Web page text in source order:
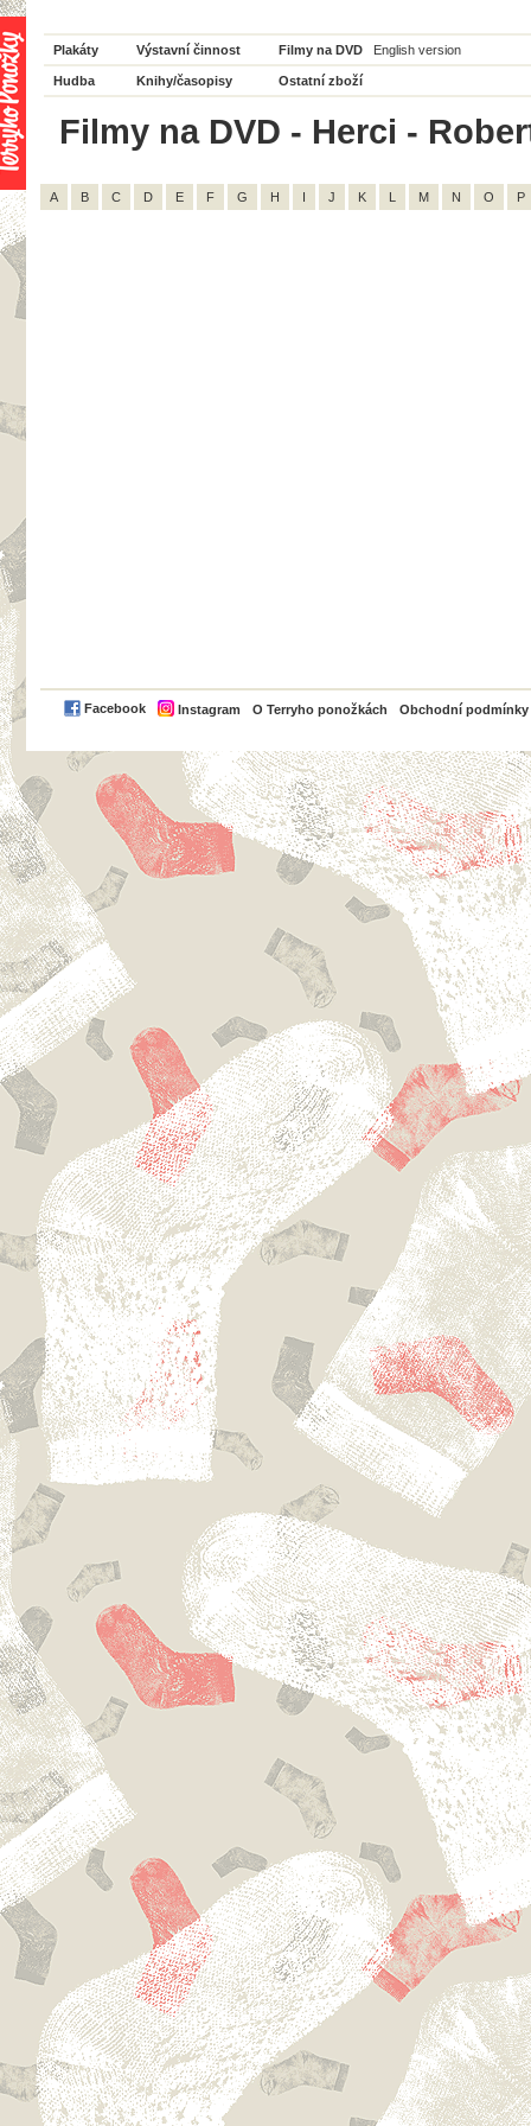
Plakáty Výstavní činnost Filmy na DVD English version
Hudba Knihy/časopisy Ostatní zboží
Filmy na DVD - Herci -
A B C D E F G H I J K L M N O P
Facebook Instagram O Terryho ponožkách Obchodní podmínky
PayPal